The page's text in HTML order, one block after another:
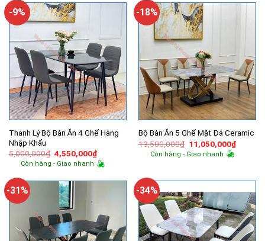
10,350,000₫.
-9%
Thanh Lý Bộ Bàn Ăn 4 Ghế Hàng
Nhập Khẩu
5,000,000₫ Giá
gốc
là:
4,550,000₫Giá
hiện
tại
4,550,000₫.
Còn hàng - Giao nhanh
-18%
Bộ Bàn Ăn 5 Ghế Mặt Đá Ceramic
13,500,000₫ Giá
gốc
là:
11,050,000₫Giá
hiện
Còn hàng - Giao nhanh
-31% -34%